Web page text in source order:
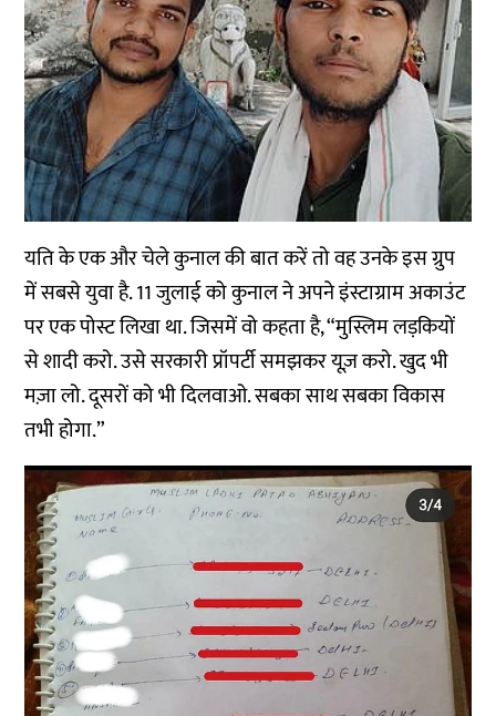
यति के एक और चेले कुनाल की बात करें तो वह उनके इस ग्रुप
में सबसे युवा है. 11 जुलाई को कुनाल ने अपने इंस्टाग्राम अकाउंट
पर एक पोस्ट लिखा था. जिसमें वो कहता है, “मुस्लिम लड़कियों
से शादी करो. उसे सरकारी प्रॉपर्टी समझकर यूज़ करो. खुद भी
मज़ा लो. दूसरों को भी दिलवाओ. सबका साथ सबका विकास
तभी होगा.”